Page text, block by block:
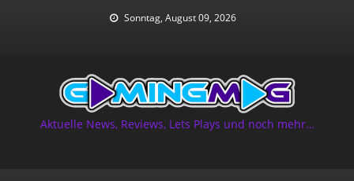
Sonntag, August 09, 2026
Aktuelle News, Reviews, Lets Plays und noch mehr…